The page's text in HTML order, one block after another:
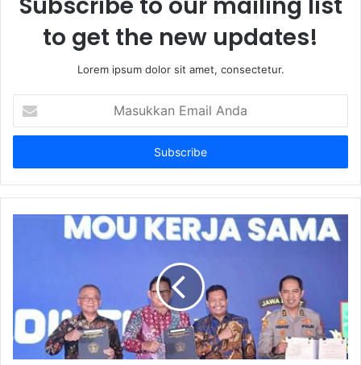
to get the new updates!
Lorem ipsum dolor sit amet, consectetur.
Email
Anda